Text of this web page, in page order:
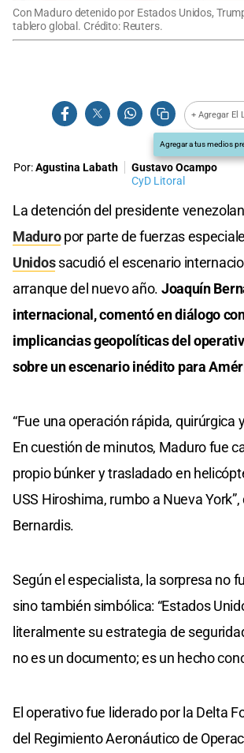
Con Maduro detenido por Estados Unidos,
tablero global. Crédito: Reuters.
+ Agregar El
Agregar a tus medios
Por:Agustina Labath
Gustavo Ocampo
CyD Litoral
La detención del presidente
Maduropor parte de fuerzas
Unidossacudió el escenario
arranque del nuevo año. Joaquín
internacional, comentó en diálogo
implicancias geopolíticas del
sobre un escenario inédito para
“Fue una operación rápida, quirúrgica
En cuestión de minutos, Maduro fue
propio búnker y trasladado en
USS Hiroshima, rumbo a Nueva
Bernardis.
Según el especialista, la sorpresa no
sino también simbólica: “Estados
literalmente su estrategia de
no es un documento; es un hecho
El operativo fue liderado por la Delta
del Regimiento Aeronáutico de